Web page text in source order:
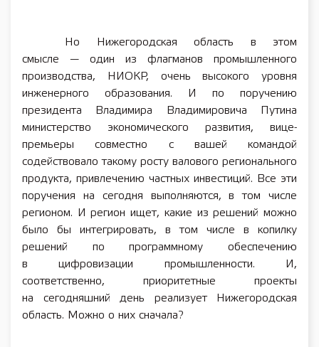
Но Нижегородская область в этом
смысле — один из флагманов промышленного
производства, НИОКР, очень высокого уровня
инженерного образования. И по поручению
президента Владимира Владимировича Путина
министерство экономического развития, вице-
премьеры совместно с вашей командой
содействовало такому росту валового регионального
продукта, привлечению частных инвестиций. Все эти
поручения на сегодня выполняются, в том числе
регионом. И регион ищет, какие из решений можно
было бы интегрировать, в том числе в копилку
решений по программному обеспечению
в цифровизации промышленности. И,
соответственно, приоритетные проекты
на сегодняшний день реализует Нижегородская
область. Можно о них сначала?